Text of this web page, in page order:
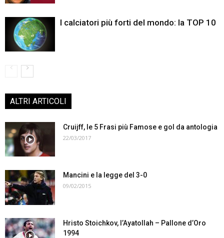
I calciatori più forti del mondo: la TOP 10
ALTRI ARTICOLI
Cruijff, le 5 Frasi più Famose e gol da antologia
22/03/2017
Mancini e la legge del 3-0
09/02/2015
Hristo Stoichkov, l’Ayatollah – Pallone d’Oro
1994